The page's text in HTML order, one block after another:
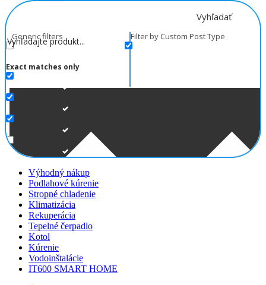
Vyhľadať
Generic filters
Exact matches only
Filter by Custom Post Type
Výhodný nákup
Podlahové kúrenie
Stropné chladenie
Klimatizácia
Rekuperácia
Tepelné čerpadlo
Kotol
Kúrenie
Vodoinštalácie
IT600 SMART HOME